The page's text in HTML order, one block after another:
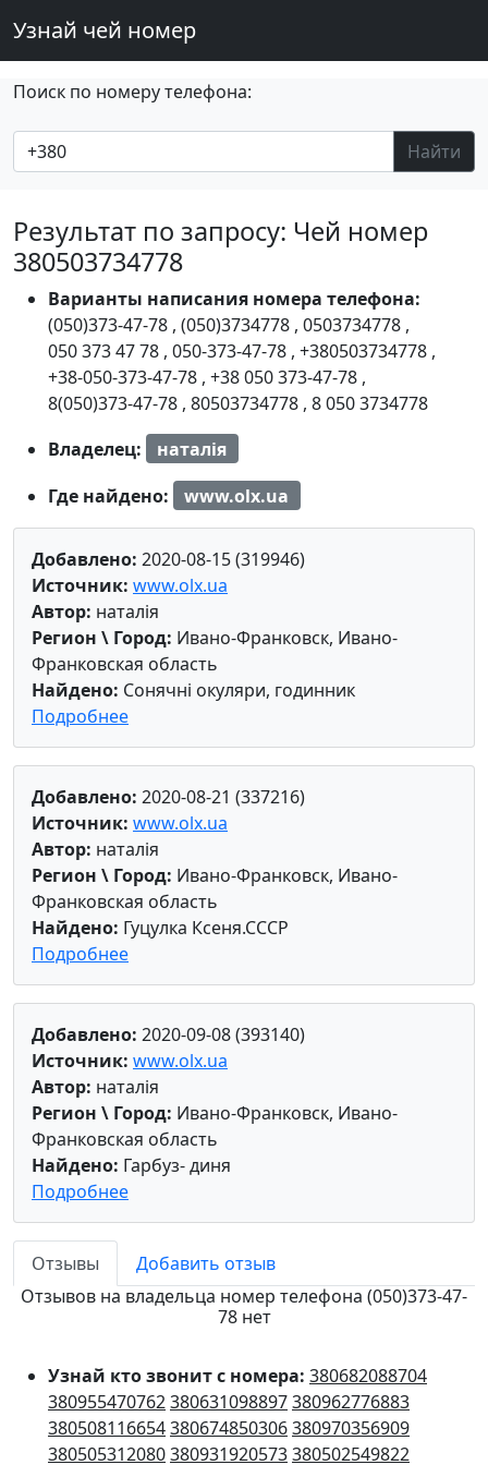
Узнай чей номер
Поиск по номеру телефона:
Найти
Результат по запросу: Чей номер
380503734778
Варианты написания номера телефона:
(050)373-47-78 , (050)3734778 , 0503734778 ,
050 373 47 78 , 050-373-47-78 , +380503734778 ,
+38-050-373-47-78 , +38 050 373-47-78 ,
8(050)373-47-78 , 80503734778 , 8 050 3734778
Владелец:
наталія
Где найдено:
www.olx.ua
Добавлено: 2020-08-15 (319946)
Источник: www.olx.ua
Автор: наталія
Регион \ Город: Ивано-Франковск, Ивано-
Франковская область
Найдено: Сонячні окуляри, годинник
Подробнее
Добавлено: 2020-08-21 (337216)
Источник: www.olx.ua
Автор: наталія
Регион \ Город: Ивано-Франковск, Ивано-
Франковская область
Найдено: Гуцулка Ксеня.СССР
Подробнее
Добавлено: 2020-09-08 (393140)
Источник: www.olx.ua
Автор: наталія
Регион \ Город: Ивано-Франковск, Ивано-
Франковская область
Найдено: Гарбуз- диня
Подробнее
Отзывы
Добавить отзыв
Отзывов на владельца номер телефона (050)373-47-
78 нет
Узнай кто звонит с номера: 380682088704
380955470762380631098897380962776883
380508116654380674850306380970356909
380505312080380931920573380502549822